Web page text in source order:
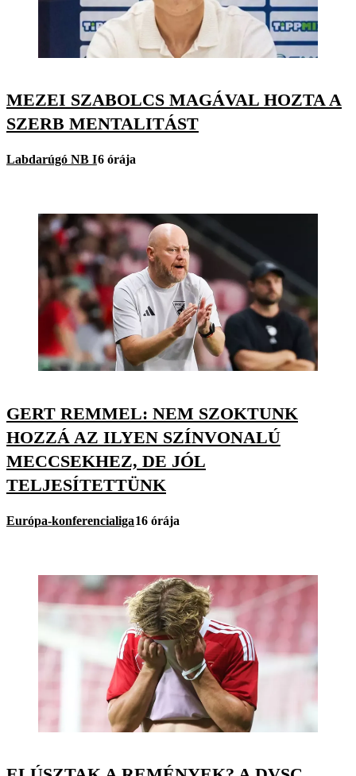
MEZEI SZABOLCS MAGÁVAL HOZTA A
SZERB MENTALITÁST
Labdarúgó NB I6 órája
GERT REMMEL: NEM SZOKTUNK
HOZZÁ AZ ILYEN SZÍNVONALÚ
MECCSEKHEZ, DE JÓL
TELJESÍTETTÜNK
Európa-konferencialiga16 órája